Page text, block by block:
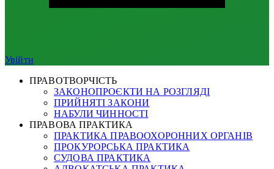
Увійти
ПРАВОТВОРЧІСТЬ
ЗАКОНОПРОЄКТИ НА РОЗГЛЯДІ
ПРИЙНЯТІ ЗАКОНИ
НАБУЛИ ЧИННОСТІ
ПРАВОВА ПРАКТИКА
ПРАКТИКА ПРАВООХОРОННИХ ОРГАНІВ
ПРОКУРОРСЬКА ПРАКТИКА
СУДОВА ПРАКТИКА